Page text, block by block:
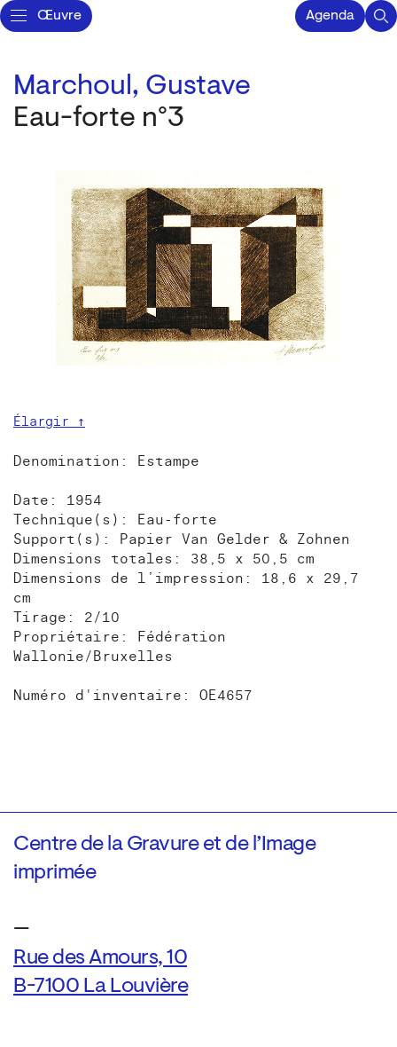
Œuvre Agenda
Marchoul, Gustave
Eau-forte n°3
Élargir ↑
Denomination: Estampe
Date: 1954
Technique(s): Eau-forte
Support(s): Papier Van Gelder & Zohnen
Dimensions totales: 38,5 x 50,5 cm
Dimensions de l’impression: 18,6 x 29,7
cm
Tirage: 2/10
Propriétaire: Fédération
Wallonie/Bruxelles
Numéro d'inventaire: OE4657
Centre de la Gravure et de l’Image
imprimée
—
Rue des Amours, 10
B-7100 La Louvière